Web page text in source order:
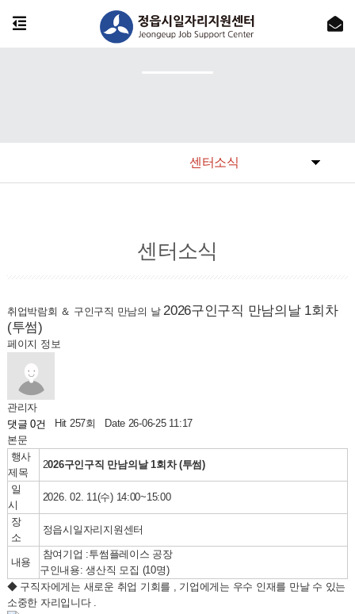
센터소식
센터소식
취업박람회 ＆ 구인구직 만남의 날 2026구인구직 만남의날 1회차
(투썸)
페이지 정보
관리자
댓글 0건
Hit 257회
Date 26-06-25 11:17
본문
행사
제목
2026구인구직 만남의날 1회차 (투썸)
일
시
2026. 02. 11(수) 14:00~15:00
장
소
정읍시일자리지원센터
내용
참여기업 :투썸플레이스 공장
구인내용: 생산직 모집 (10명)
◆ 구직자에게는 새로운 취업 기회를 , 기업에게는 우수 인재를 만날 수 있는
소중한 자리입니다 .